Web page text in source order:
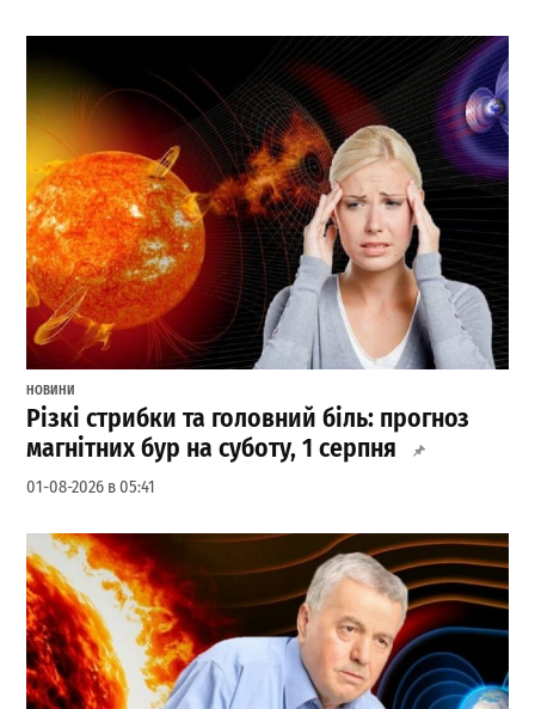
НОВИНИ
Різкі стрибки та головний біль: прогноз
магнітних бур на суботу, 1 серпня
01-08-2026 в 05:41